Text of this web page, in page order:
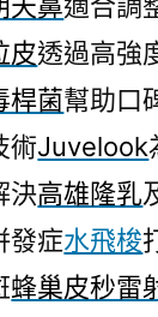
皮透過高強
桿菌幫助口
術Juvelook
決高雄隆乳
發症水飛梭
蜂巢皮秒雷